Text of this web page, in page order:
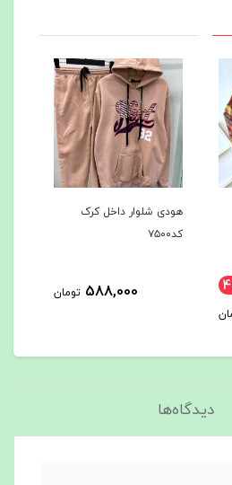
هودی شلوار داخل کرک
588,000 تومان
دیدگاه‌ها